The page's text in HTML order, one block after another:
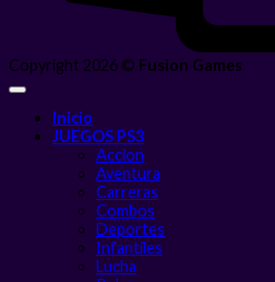
Copyright 2026 © Fusion Games
Inicio
JUEGOS PS3
Accion
Aventura
Carreras
Combos
Deportes
Infantiles
Lucha